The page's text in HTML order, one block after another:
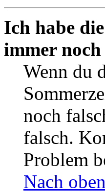
Ich habe
immer
Wenn du
noch
falsch.
Problem
Nach oben